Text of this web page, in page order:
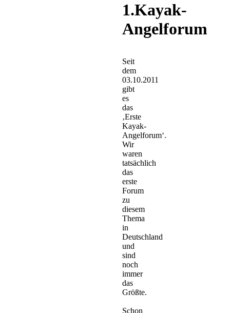
1.Kayak-
Angelforum
Seit
dem
03.10.2011
gibt
es
das
‚Erste
Kayak-
Angelforum‘.
Wir
waren
tatsächlich
das
erste
Forum
zu
diesem
Thema
in
Deutschland
und
sind
noch
immer
das
Größte.
Schon